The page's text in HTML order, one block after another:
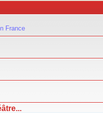
France